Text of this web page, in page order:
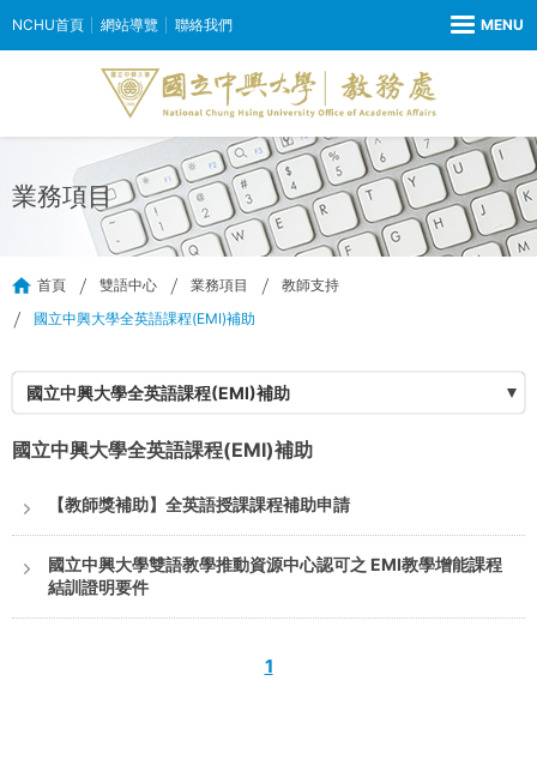
NCHU首頁 網站導覽 聯絡我們
業務項目
首頁 雙語中心 業務項目
教師支持
國立中興大學全英語課程(EMI)補助
國立中興大學全英語課程(EMI)補助
國立中興大學全英語課程(EMI)補助
【教師獎補助】全英語授課課程補助申請
國立中興大學雙語教學推動資源中心認可之 EMI教學增能課程
結訓證明要件
1